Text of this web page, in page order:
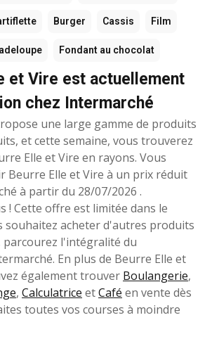
Burger Cassis Film
Fondant au chocolat
et Vire est actuellement
chez Intermarché
une large gamme de produits
et cette semaine, vous trouverez
Elle et Vire en rayons. Vous
Beurre Elle et Vire à un prix réduit
à partir du 28/07/2026 .
! Cette offre est limitée dans le
souhaitez acheter d'autres produits
l'intégralité du
En plus de Beurre Elle et
également trouver Boulangerie,
, Calculatrice etCafé en vente dès
toutes vos courses à moindre